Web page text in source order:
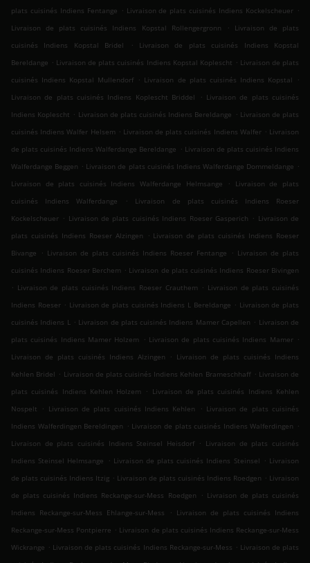
plats cuisinés Indiens Fentange . Livraison de plats cuisinés Indiens Kockelscheuer .
Livraison de plats cuisinés Indiens Kopstal Rollengergronn
.
Livraison de plats
cuisinés Indiens Kopstal Bridel
.
Livraison de plats cuisinés Indiens Kopstal
Bereldange . Livraison de plats cuisinés Indiens Kopstal Koplescht . Livraison de plats
cuisinés Indiens Kopstal Mullendorf . Livraison de plats cuisinés Indiens Kopstal
.
Livraison de plats cuisinés Indiens Koplescht Briddel
. Livraison de plats cuisinés
Indiens Koplescht . Livraison de plats cuisinés Indiens Bereldange . Livraison de plats
cuisinés Indiens Walfer Helsem . Livraison de plats cuisinés Indiens Walfer . Livraison
de plats cuisinés Indiens Walferdange Bereldange . Livraison de plats cuisinés Indiens
Walferdange Beggen . Livraison de plats cuisinés Indiens Walferdange Dommeldange .
Livraison de plats cuisinés Indiens Walferdange Helmsange
.
Livraison de plats
cuisinés Indiens Walferdange
.
Livraison de plats cuisinés Indiens Roeser
Kockelscheuer . Livraison de plats cuisinés Indiens Roeser Gasperich . Livraison de
plats cuisinés Indiens Roeser Alzingen
. Livraison de plats cuisinés Indiens Roeser
Bivange
. Livraison de plats cuisinés Indiens Roeser Fentange . Livraison de plats
cuisinés Indiens Roeser Berchem . Livraison de plats cuisinés Indiens Roeser Bivingen
. Livraison de plats cuisinés Indiens Roeser Crauthem . Livraison de plats cuisinés
Indiens Roeser . Livraison de plats cuisinés Indiens L Bereldange . Livraison de plats
cuisinés Indiens L . Livraison de plats cuisinés Indiens Mamer Capellen . Livraison de
plats cuisinés Indiens Mamer Holzem
. Livraison de plats cuisinés Indiens Mamer .
Livraison de plats cuisinés Indiens Alzingen
. Livraison de plats cuisinés Indiens
Kehlen Bridel . Livraison de plats cuisinés Indiens Kehlen Brameschhaff . Livraison de
plats cuisinés Indiens Kehlen Holzem
. Livraison de plats cuisinés Indiens Kehlen
Nospelt
. Livraison de plats cuisinés Indiens Kehlen . Livraison de plats cuisinés
Indiens Walferdingen Bereldingen . Livraison de plats cuisinés Indiens Walferdingen .
Livraison de plats cuisinés Indiens Steinsel Heisdorf . Livraison de plats cuisinés
Indiens Steinsel Helmsange
. Livraison de plats cuisinés Indiens Steinsel . Livraison
de plats cuisinés Indiens Itzig . Livraison de plats cuisinés Indiens Roedgen . Livraison
de plats cuisinés Indiens Reckange-sur-Mess Roedgen
. Livraison de plats cuisinés
Indiens Reckange-sur-Mess Ehlange-sur-Mess
. Livraison de plats cuisinés Indiens
Reckange-sur-Mess Pontpierre . Livraison de plats cuisinés Indiens Reckange-sur-Mess
Wickrange . Livraison de plats cuisinés Indiens Reckange-sur-Mess . Livraison de plats